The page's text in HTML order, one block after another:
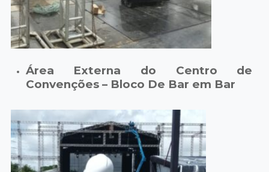
Área Externa do Centro de
Convenções – Bloco De Bar em Bar